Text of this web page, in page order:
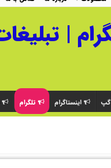
گپ اینستاگرام تلگرام